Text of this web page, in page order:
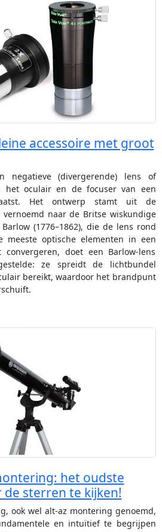
accessoire met groot
negatieve (divergerende) lens of
het oculair en de focuser van een
Het ontwerp stamt uit de
naar de Britse wiskundige
(1776–1862), die de lens rond
meeste optische elementen in een
convergeren, doet een Barlow-lens
ze spreidt de lichtbundel
bereikt, waardoor het brandpunt
het oudste
sterren te kijken!
ook wel alt-az montering genoemd,
en intuïtief te begrijpen